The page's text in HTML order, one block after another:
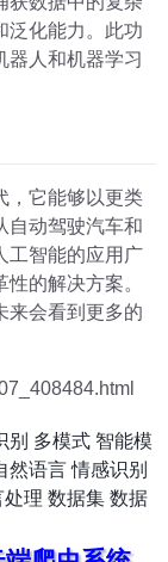
泛化能力。此功
器人和机器学习
，它能够以更类
自动驾驶汽车和
工智能的应用广
的解决方案。
来会看到更多的
别 多模式 智能模
然语言 情感识别
处理 数据集 数据